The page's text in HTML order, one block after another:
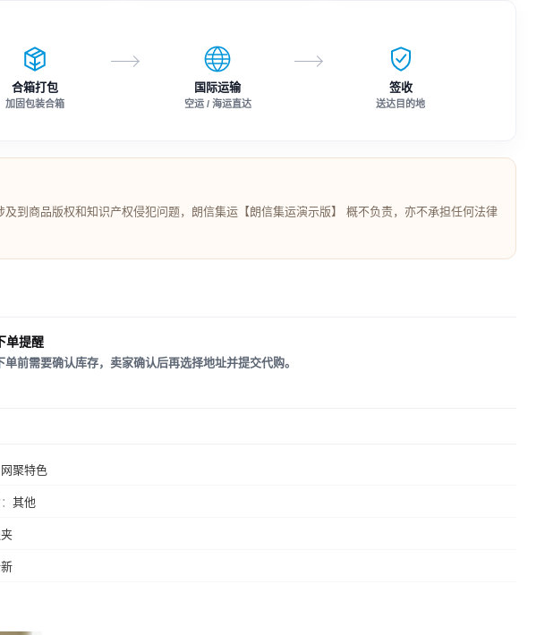
合箱打包
加固包装合箱
国际运输
空运 / 海运直达
签收
送达目的地
到商品版权和知识产权侵犯问题，朗信集运【朗信集运演示版】 概不负责，亦不承担任何法律
单提醒
单前需要确认库存，卖家确认后再选择地址并提交代购。
网聚特色
其他